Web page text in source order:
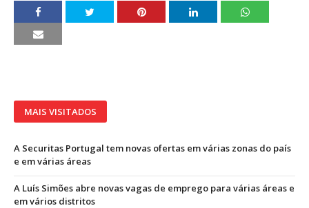
MAIS VISITADOS
A Securitas Portugal tem novas ofertas em várias zonas do país
e em várias áreas
A Luís Simões abre novas vagas de emprego para várias áreas e
em vários distritos